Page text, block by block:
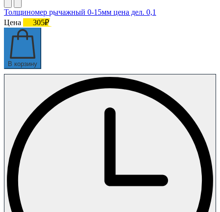
Толщиномер рычажный 0-15мм цена дел. 0,1
Цена
305₽
В корзину